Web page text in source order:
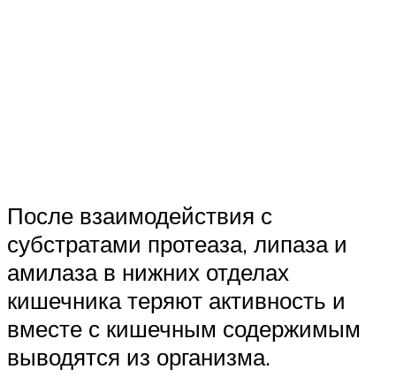
После взаимодействия с
субстратами протеаза, липаза и
амилаза в нижних отделах
кишечника теряют активность и
вместе с кишечным содержимым
выводятся из организма.